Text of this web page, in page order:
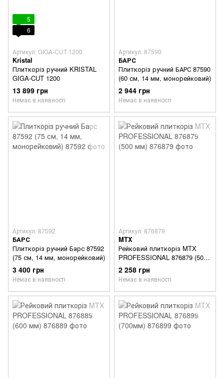
5
6
Артикул: GIGA-CUT 1200
Kristal
Плиткоріз ручний KRISTAL
GIGA-CUT 1200
13 899 грн
Немає в наявності
Артикул: 87590
БАРС
Плиткоріз ручний БАРС 87590
(60 см, 14 мм, монорейковий)
2 944 грн
Немає в наявності
Артикул: 87592
БАРС
Плиткоріз ручний Барс 87592
(75 см, 14 мм, монорейковий)
3 400 грн
Немає в наявності
Артикул: 876879
MTX
Рейковий плиткоріз MTX
PROFESSIONAL 876879 (500
мм)
2 258 грн
Немає в наявності